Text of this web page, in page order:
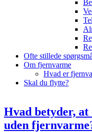
Ofte stillede
Om fjernvarme
Hvad er
Skal du flytte?
Hvad betyder,
uden